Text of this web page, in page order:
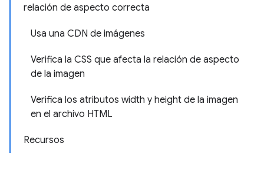
relación de aspecto correcta
Usa una CDN de imágenes
Verifica la CSS que afecta la relación de aspecto
de la imagen
Verifica los atributos width y height de la imagen
en el archivo HTML
Recursos